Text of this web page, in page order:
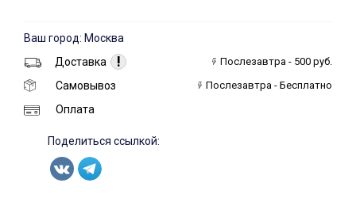
Ваш город: Москва
Доставка
! Послезавтра - 500 руб.
Самовывоз Послезавтра - Бесплатно
Оплата
Поделиться ссылкой: